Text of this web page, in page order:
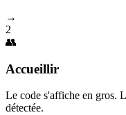
→
2
👥
Accueillir
Le code s'affiche en gros.
détectée.